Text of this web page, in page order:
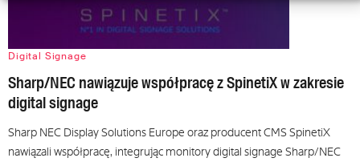
Digital Signage
Sharp/NEC nawiązuje współpracę z SpinetiX w zakresie
digital signage
Sharp NEC Display Solutions Europe oraz producent CMS SpinetiX
nawiązali współpracę, integrując monitory digital signage Sharp/NEC